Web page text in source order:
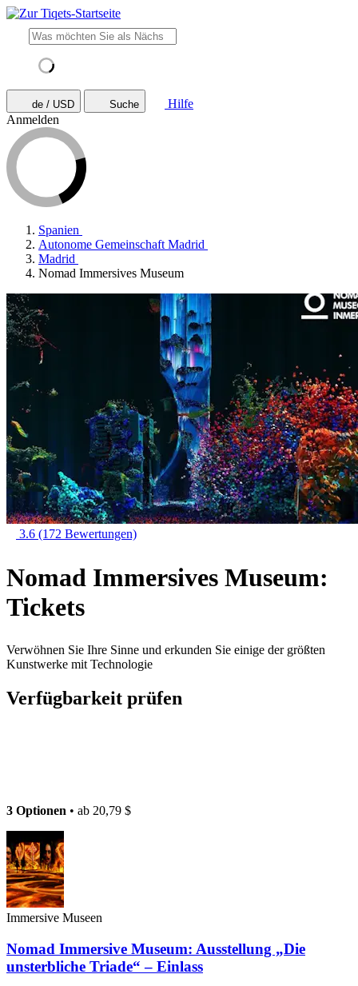
de / USD Suche
Hilfe
Anmelden
Spanien
Autonome Gemeinschaft Madrid
Madrid
Nomad Immersives Museum
3.6 (172 Bewertungen)
Nomad Immersives Museum:
Tickets
Verwöhnen Sie Ihre Sinne und erkunden Sie einige der größten
Kunstwerke mit Technologie
Verfügbarkeit prüfen
3 Optionen • ab 20,79 $
Immersive Museen
Nomad Immersive Museum: Ausstellung „Die
unsterbliche Triade“ – Einlass